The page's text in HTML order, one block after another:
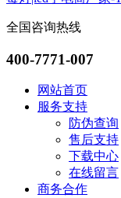
全国咨询热线
400-7771-007
网站首页
服务支持
防伪查询
售后支持
下载中心
在线留言
商务合作